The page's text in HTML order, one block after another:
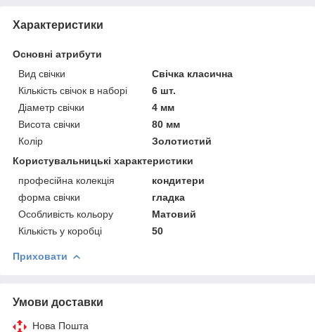
Характеристики
Основні атрибути
Вид свічки
Свічка класична
Кількість свічок в наборі
6 шт.
Діаметр свічки
4 мм
Висота свічки
80 мм
Колір
Золотистий
Користувальницькі характеристики
професійна колекція
кондитери
форма свічки
гладка
Особливість кольору
Матовий
Кількість у коробці
50
Приховати
Умови доставки
Нова Пошта